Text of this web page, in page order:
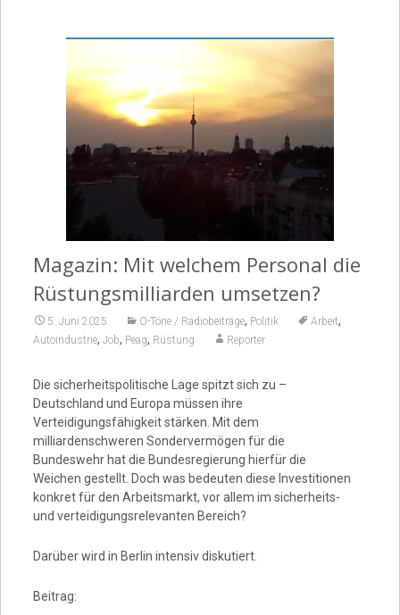
Nachrichten, Texte, Podcast, O-Töne,
Video
Magazin: Mit welchem Personal die
Rüstungsmilliarden umsetzen?
5. Juni 2025 O-Töne / Radiobeiträge, Politik Arbeit,
Autoindustrie, Job, Peag, Rüstung Reporter
Die sicherheitspolitische Lage spitzt sich zu –
Deutschland und Europa müssen ihre
Verteidigungsfähigkeit stärken. Mit dem
milliardenschweren Sondervermögen für die
Bundeswehr hat die Bundesregierung hierfür die
Weichen gestellt. Doch was bedeuten diese Investitionen
konkret für den Arbeitsmarkt, vor allem im sicherheits-
und verteidigungsrelevanten Bereich?
Darüber wird in Berlin intensiv diskutiert.
Beitrag: